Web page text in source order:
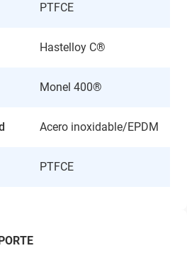
PTFCE
Hastelloy C®
Monel 400®
Acero inoxidable/EPDM
PTFCE